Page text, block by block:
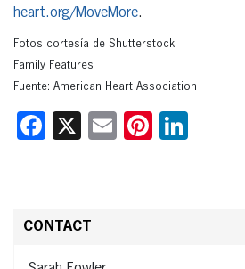
heart.org/MoveMore.
Fotos cortesía de Shutterstock
Family Features
Fuente: American Heart Association
Facebook
X EmailPinterest
CONTACT